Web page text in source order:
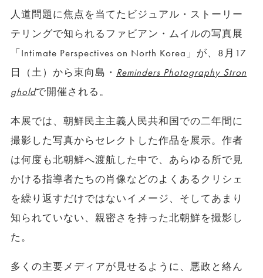
人道問題に焦点を当てたビジュアル・ストーリー
テリングで知られるファビアン・ムイルの写真展
「 Intimate Perspectives on North Korea 」が、 8 月 17
日（土）から東向島・ Reminders Photography Stron
gholdで開催される。
本展では、朝鮮民主主義人民共和国での二年間に
撮影した写真からセレクトした作品を展示。作者
は何度も北朝鮮へ渡航した中で、あらゆる所で見
かける指導者たちの肖像などのよくあるクリシェ
を繰り返すだけではないイメージ、そしてあまり
知られていない、親密さを持った北朝鮮を撮影し
た。
多くの主要メディアが見せるように、悪政と絡ん